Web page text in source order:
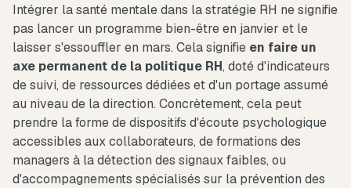
Intégrer la santé mentale dans la stratégie RH ne signifie
pas lancer un programme bien-être en janvier et le
laisser s'essouffler en mars. Cela signifie en faire un
axe permanent de la politique RH, doté d'indicateurs
de suivi, de ressources dédiées et d'un portage assumé
au niveau de la direction. Concrètement, cela peut
prendre la forme de dispositifs d'écoute psychologique
accessibles aux collaborateurs, de formations des
managers à la détection des signaux faibles, ou
d'accompagnements spécialisés sur la prévention des